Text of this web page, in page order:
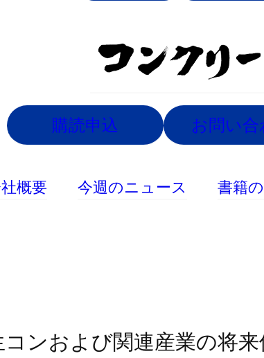
購読申込 お問い合
概要 今週のニュース 書籍
コンおよび関連産業の将